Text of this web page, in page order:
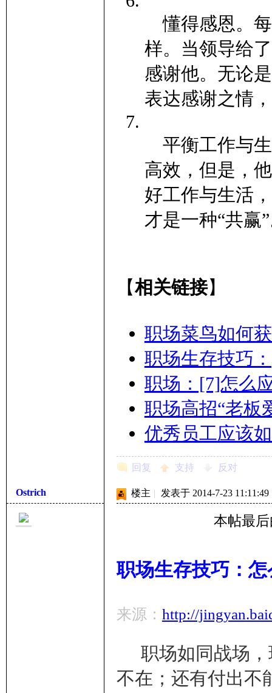
懂得感恩。
样。当领导给
感谢他。无论
表达感谢之情
平衡工作与
高效，但是，
好工作与生活
才是一种“共赢
【相关链接】
职场菜鸟如何
职场生存技巧
职场：[7]怎么
职场高招“老板
优秀员工应该
回复 支持 反对
Ostrich 楼主 | 发表于 2014-7-23 11:11:49
本帖最后
职场生存技巧：
来源： http://
职场如同战场，
不在；还有付出不